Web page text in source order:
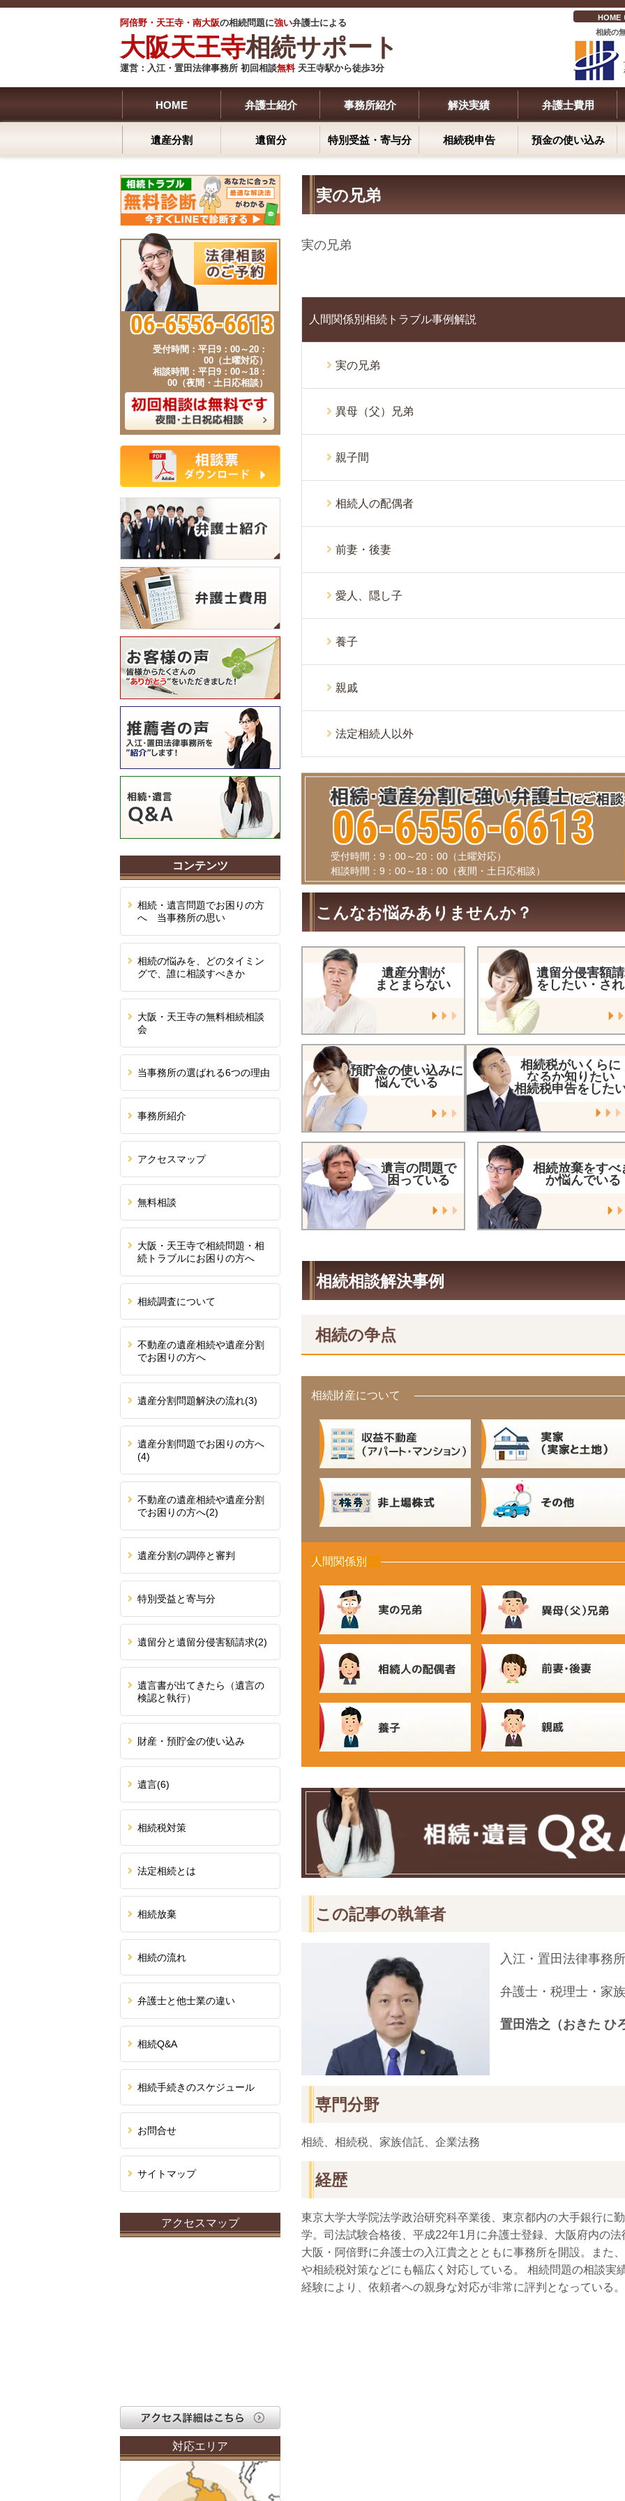
阿倍野・天王寺・南大阪の相続問題に強い弁護士による
大阪天王寺相続サポート
運営： 入江・ 置田法律事務所 初回相談無料天王寺駅から徒歩3分
HOME
相続の
HOME 弁護士紹介 事務所紹介 解決実績 弁護士費用
遺産分割 遺留分 特別受益・寄与分 相続税申告 預金の使い込み
06-6556-6613
受付時間：平日9：00～20：
00（土曜対応）
相談時間：平日9：00～18：
00（夜間・土日応相談）
コンテンツ
相続・遺言問題でお困りの方
へ 当事務所の思い
相続の悩みを、どのタイミン
グで、誰に相談すべきか
大阪・天王寺の無料相続相談
会
当事務所の選ばれる6つの理由
事務所紹介
アクセスマップ
無料相談
大阪・天王寺で相続問題・相
続トラブルにお困りの方へ
相続調査について
不動産の遺産相続や遺産分割
でお困りの方へ
遺産分割問題解決の流れ(3)
遺産分割問題でお困りの方へ
(4)
不動産の遺産相続や遺産分割
でお困りの方へ(2)
遺産分割の調停と審判
特別受益と寄与分
遺留分と遺留分侵害額請求(2)
遺言書が出てきたら（遺言の
検認と執行）
財産・預貯金の使い込み
遺言(6)
相続税対策
法定相続とは
相続放棄
相続の流れ
弁護士と他士業の違い
相続Q&A
相続手続きのスケジュール
お問合せ
サイトマップ
アクセスマップ
対応エリア
実の兄弟
実の兄弟
人間関係別相続トラブル事例解説
実の兄弟
異母（父）兄弟
親子間
相続人の配偶者
前妻・後妻
愛人、隠し子
養子
親戚
法定相続人以外
06-6556-6613
受付時間：9：00～20：00（土曜対応）
相談時間：9：00～18：00（夜間・土日応相談）
こんなお悩みありませんか？
遺産分割が
まとまらない
遺留分侵害額
をしたい・さ
預貯金の使い込みに
悩んでいる
相続税がいくらに
なるか知りたい
相続税申告をした
遺言の問題で
困っている
相続放棄をすべ
か悩んでいる
相続相談解決事例
相続の争点
相続財産について
人間関係別
この記事の執筆者
入江・置田法律事務所
弁護士・税理士・家
置田浩之（おきた ひ
専門分野
相続、相続税、家族信託、企業法務
経歴
東京大学大学院法学政治研究科卒業後、東京都内の大手銀行に
学。司法試験合格後、平成22年1月に弁護士登録、大阪府内の法
大阪・阿倍野に弁護士の入江貴之とともに事務所を開設。また
や相続税対策などにも幅広く対応している。 相続問題の相談実
経験により、依頼者への親身な対応が非常に評判となっている。